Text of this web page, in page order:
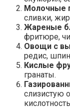
Молочные
сливки,
Жареные
фритюре,
Овощи с
редис,
Кислые
гранаты.
слизистую